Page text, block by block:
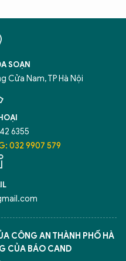
SOẠN
Cửa Nam, TP Hà Nội
6355
032 9907 579
CÔNG AN THÀNH PHỐ HÀ
CỦA BÁO CAND